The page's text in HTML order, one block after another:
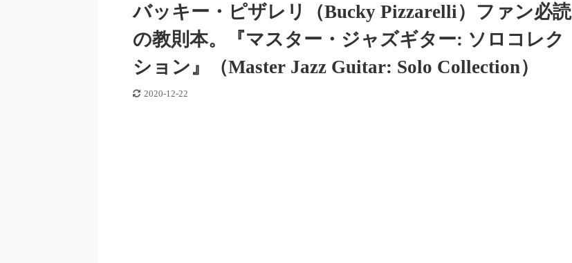
バッキー・ピザレリ（Bucky Pizzarelli）ファン必読
の教則本。『マスター・ジャズギター: ソロコレク
ション』（Master Jazz Guitar: Solo Collection）
2020-12-22